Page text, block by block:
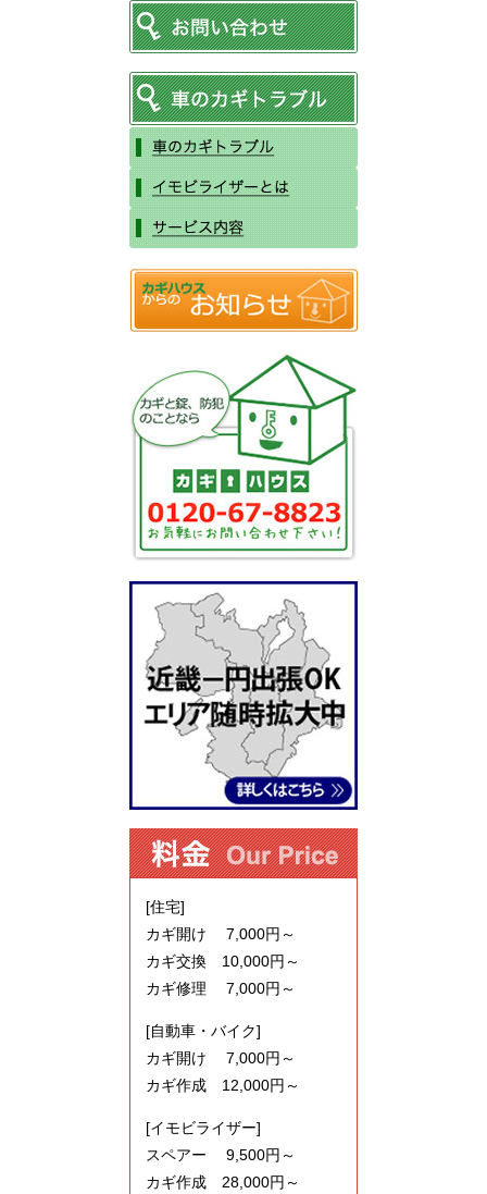
[住宅]
カギ開け 7,000円～
カギ交換 10,000円～
カギ修理 7,000円～
[自動車・バイク]
カギ開け 7,000円～
カギ作成 12,000円～
[イモビライザー]
スペアー 9,500円～
カギ作成 28,000円～